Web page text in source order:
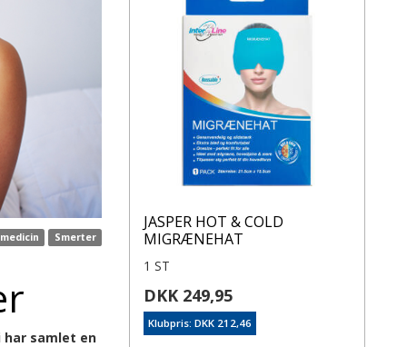
Smerter
samlet en
JASPER HOT & COLD
MIGRÆNEHAT
1 ST
DKK 249,95
Klubpris: DKK 212,46